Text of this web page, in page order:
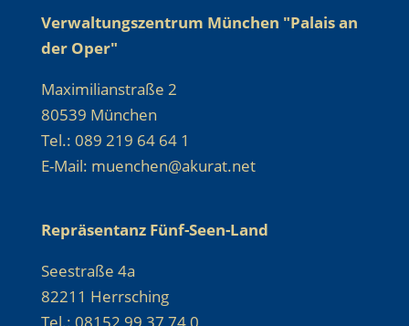
Verwaltungszentrum München "Palais an
der Oper"
Maximilianstraße 2
80539 München
Tel.: 089 219 64 64 1
E-Mail: muenchen@akurat.net
Repräsentanz Fünf-Seen-Land
Seestraße 4a
82211 Herrsching
Tel.: 08152 99 37 74 0